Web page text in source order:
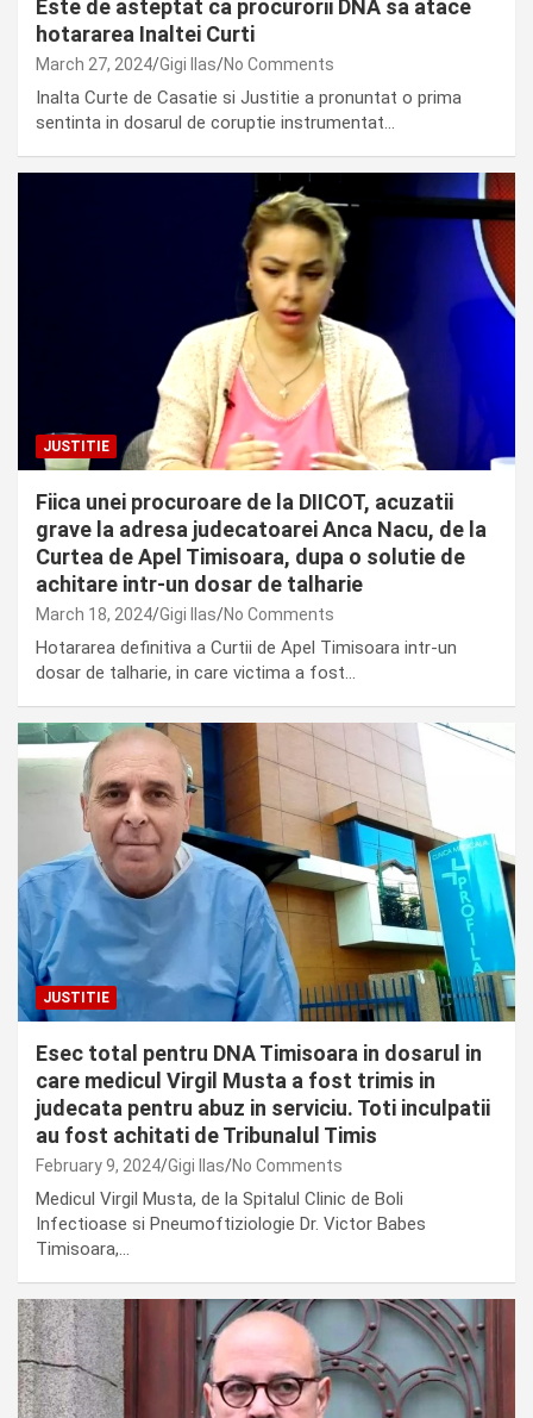
Este de asteptat ca procurorii DNA sa atace
hotararea Inaltei Curti
March 27, 2024 Gigi Ilas No Comments
Inalta Curte de Casatie si Justitie a pronuntat o prima
sentinta in dosarul de coruptie instrumentat…
JUSTITIE
Fiica unei procuroare de la DIICOT, acuzatii
grave la adresa judecatoarei Anca Nacu, de la
Curtea de Apel Timisoara, dupa o solutie de
achitare intr-un dosar de talharie
March 18, 2024 Gigi Ilas No Comments
Hotararea definitiva a Curtii de Apel Timisoara intr-un
dosar de talharie, in care victima a fost…
JUSTITIE
Esec total pentru DNA Timisoara in dosarul in
care medicul Virgil Musta a fost trimis in
judecata pentru abuz in serviciu. Toti inculpatii
au fost achitati de Tribunalul Timis
February 9, 2024 Gigi Ilas No Comments
Medicul Virgil Musta, de la Spitalul Clinic de Boli
Infectioase si Pneumoftiziologie Dr. Victor Babes
Timisoara,…